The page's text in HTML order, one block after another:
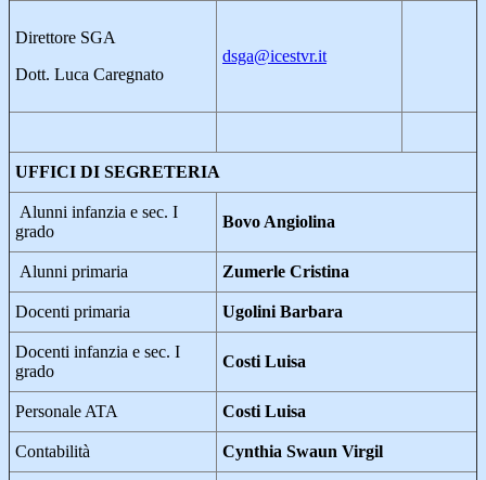
Direttore SGA
Dott. Luca Caregnato
dsga@icestvr.it
UFFICI DI SEGRETERIA
Alunni infanzia e sec. I
grado
Bovo Angiolina
Alunni primaria Zumerle Cristina
Docenti primaria Ugolini Barbara
Docenti infanzia e sec. I
grado
Costi Luisa
Personale ATA Costi Luisa
Contabilità Cynthia Swaun Virgil